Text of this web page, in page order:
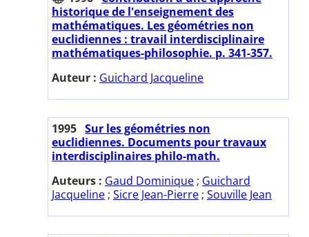
historique de l'enseignement des
mathématiques. Les géométries non
euclidiennes : travail interdisciplinaire
mathématiques-philosophie. p. 341-357.
Auteur : Guichard Jacqueline
1995 Sur les géométries non
euclidiennes. Documents pour travaux
interdisciplinaires philo-math.
Auteurs : Gaud Dominique ; Guichard
Jacqueline ; Sicre Jean-Pierre ; Souville Jean